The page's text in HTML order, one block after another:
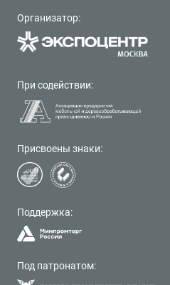
Организатор:
При содействии:
Присвоены знаки:
Поддержка:
Под патронатом: